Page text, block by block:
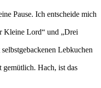
Pause. Ich entscheide mich
Kleine Lord“ und „Drei
Lebkuchen
gemütlich. Hach, ist das